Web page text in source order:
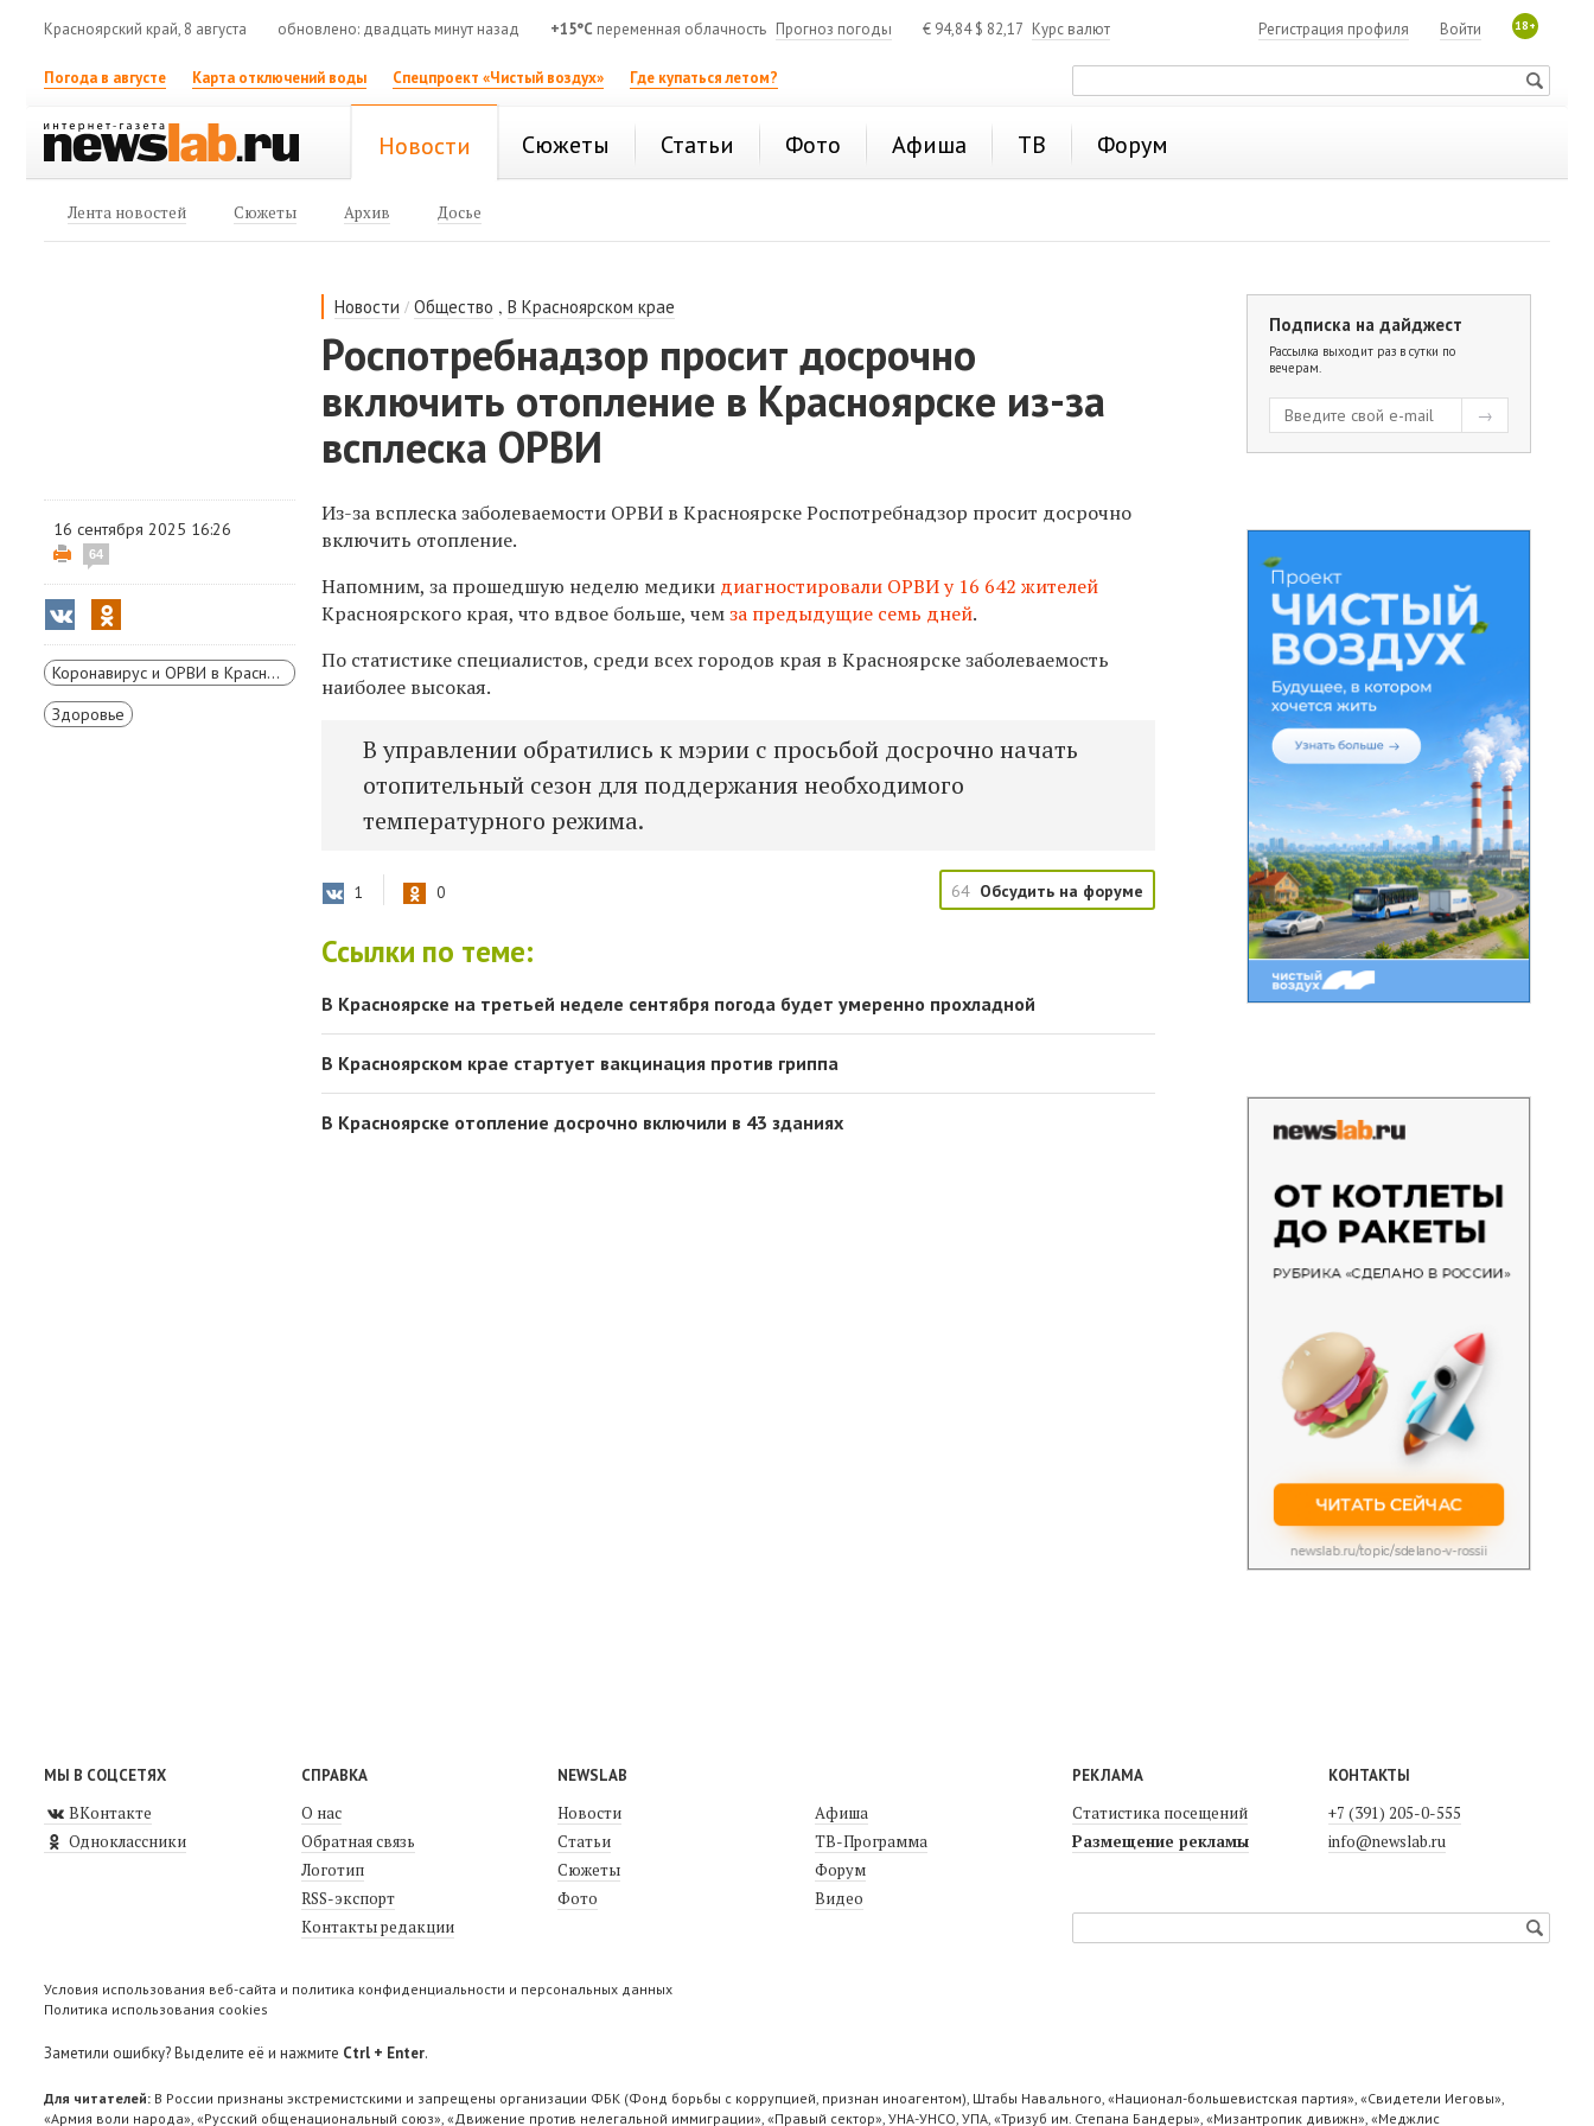
Красноярский край, 8 августа обновлено: двадцать минут назад +15°C переменная облачность Прогноз погоды € 94,84$ 82,17 Курс валют 18+
Войти
Регистрация профиля
Погода в августе Карта отключений воды Спецпроект «Чистый воздух» Где купаться летом?
Новости Сюжеты Статьи Фото Афиша ТВ Форум
Лента новостей Сюжеты Архив Досье
Новости /Общество ,В Красноярском крае
Роспотребнадзор просит досрочно
включить отопление в Красноярске из-за
всплеска ОРВИ
16 сентября 2025 16:26
64
Коронавирус и ОРВИ в Красноярском крае
Здоровье
Из-за всплеска заболеваемости ОРВИ в Красноярске Роспотребнадзор просит досрочно
включить отопление.
Напомним, за прошедшую неделю медики диагностировали ОРВИ у 16 642 жителей
Красноярского края, что вдвое больше, чемза предыдущие семь дней.
По статистике специалистов, среди всех городов края в Красноярске заболеваемость
наиболее высокая.
В управлении обратились к мэрии с просьбой досрочно начать
отопительный сезон для поддержания необходимого
температурного режима.
1 0 64 Обсудить на форуме
Ссылки по теме:
В Красноярске на третьей неделе сентября погода будет умеренно прохладной
В Красноярском крае стартует вакцинация против гриппа
В Красноярске отопление досрочно включили в 43 зданиях
Подписка на дайджест
Рассылка выходит раз в сутки по
вечерам.
МЫ В СОЦСЕТЯХ
ВКонтакте
Одноклассники
СПРАВКА
О нас
Обратная связь
Логотип
RSS-экспорт
Контакты редакции
NEWSLAB
Новости
Статьи
Сюжеты
Фото
Афиша
ТВ-Программа
Форум
Видео
РЕКЛАМА
Статистика посещений
Размещение рекламы
КОНТАКТЫ
+7 (391) 205-0-555
info@newslab.ru
Условия использования веб-сайта и политика конфиденциальности и персональных данных
Политика использования cookies
Заметили ошибку? Выделите её и нажмите Ctrl + Enter.
Для читателей: В России признаны экстремистскими и запрещены организации ФБК (Фонд борьбы с коррупцией, признан иноагентом), Штабы Навального, «Национал-большевистская партия», «Свидетели Иеговы»,
«Армия воли народа», «Русский общенациональный союз», «Движение против нелегальной иммиграции», «Правый сектор», УНА-УНСО, УПА, «Тризуб им. Степана Бандеры», «Мизантропик дивижн», «Меджлис